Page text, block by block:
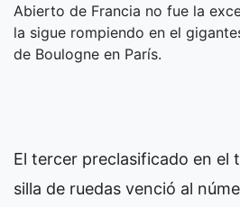
Abierto de Francia no fue la
la sigue rompiendo en el
de Boulogne en París.
El tercer preclasificado en el
silla de ruedas venció al